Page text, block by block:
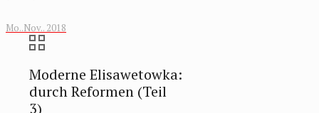
Mo..Nov.. 2018
Moderne Elisawetowka:
durch Reformen (Teil
3)